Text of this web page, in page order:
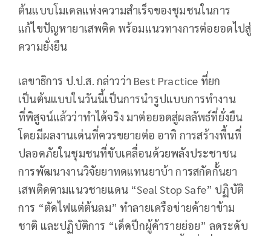
ต้นแบบโมเดลแห่งความสำเร็จของชุมชนในการ
แก้ไขปัญหายาเสพติด พร้อมแนวทางการต่อยอดไปสู่
ความยั่งยืน
เลขาธิการ ป.ป.ส. กล่าวว่า Best Practice ที่ยก
เป็นต้นแบบในวันนี้เป็นการนำรูปแบบการทำงาน
ที่พิสูจน์แล้วว่าทำได้จริง มาต่อยอดสู่ผลลัพธ์ที่ยั่งยืน
โดยมีผลงานเด่นที่ควรขยายต่อ อาทิ การสร้างพื้นที่
ปลอดภัยในชุมชนที่ขับเคลื่อนด้วยพลังประชาชน
การพัฒนางานวิจัยยาทดแทนยาบ้า การสกัดกั้นยา
เสพติดตามแนวชายแดน “Seal Stop Safe” ปฏิบัติ
การ “ตัดไฟแต่ต้นลม” ทำลายเครือข่ายค้ายาข้าม
ชาติ และปฏิบัติการ “เด็ดปีกผู้ค้ารายย่อย” ลดระดับ